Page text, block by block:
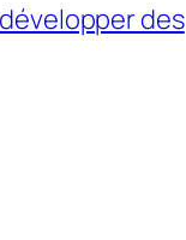
des